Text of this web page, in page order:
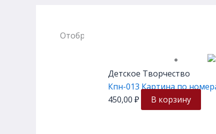
Отображение единственного товара
Детское Творчество
Кпн-013 Картина по
450,00 ₽ В корзину